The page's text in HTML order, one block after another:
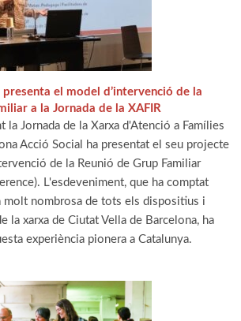
presenta el model d’intervenció de la
a la Jornada de la XAFIR
la Jornada de la Xarxa d'Atenció a Famílies
Acció Social ha presentat el seu projecte
de la Reunió de Grup Familiar
L'esdeveniment, que ha comptat
molt nombrosa de tots els dispositius i
la xarxa de Ciutat Vella de Barcelona, ha
experiència pionera a Catalunya.